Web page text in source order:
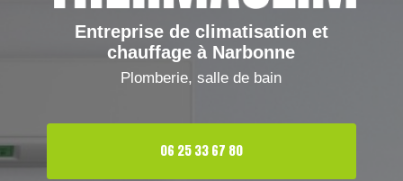
Entreprise de climatisation et
chauffage à Narbonne
Plomberie, salle de bain
06 25 33 67 80